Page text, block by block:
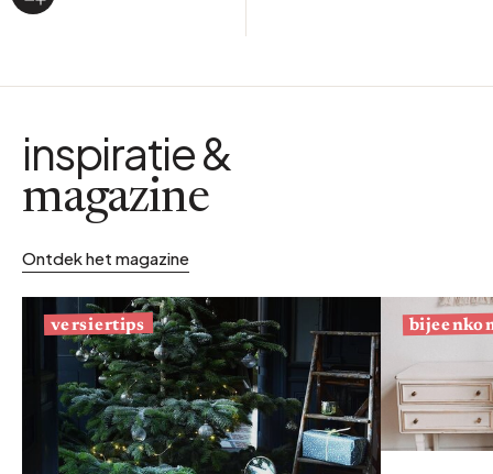
inspiratie &
magazine
Ontdek het magazine
versiertips